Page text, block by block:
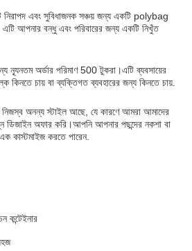
নিরাপদ এবং সুবিধাজনক সঞ্চয় জন্য একটি polybag
আপনার বন্ধু এবং পরিবারের জন্য একটি নিখুঁত
ন্যূনতম অর্ডার পরিমাণ 500 টুকরা।এটি ব্যবসায়ের
কিনতে চায় বা ব্যক্তিগত ব্যবহারের জন্য কিনতে চায়.
অনন্য স্টাইল আছে, যে কারণে আমরা আমাদের
ডিজাইন অফার করি।আপনি আপনার পছন্দের নকশা বা
কাস্টমাইজ করতে পারেন.
কন্টেইনার